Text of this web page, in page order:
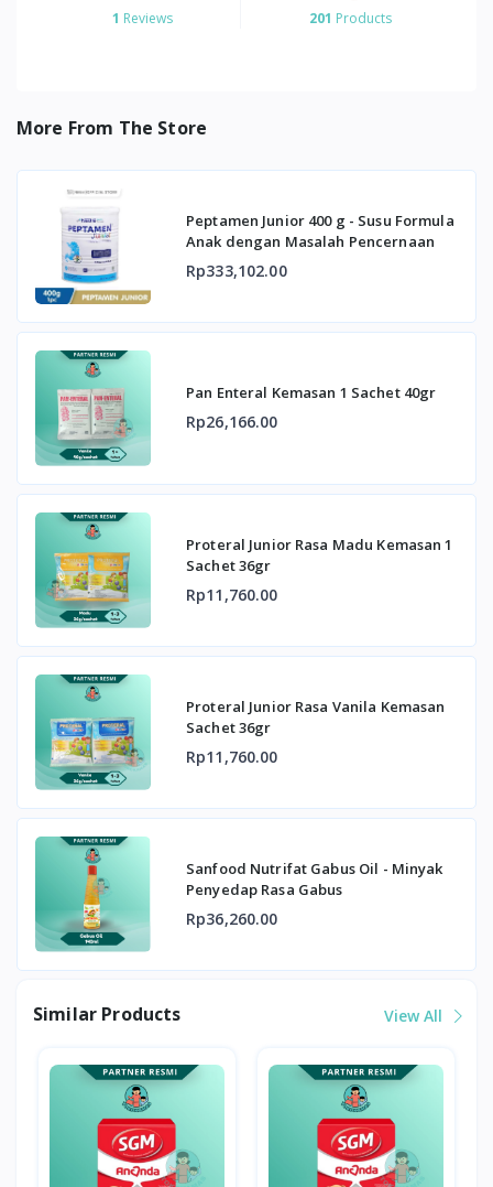
1 Reviews 201 Products
More From The Store
Peptamen Junior 400 g - Susu Formula
Anak dengan Masalah Pencernaan
Rp333,102.00
Pan Enteral Kemasan 1 Sachet 40gr
Rp26,166.00
Proteral Junior Rasa Madu Kemasan 1
Sachet 36gr
Rp11,760.00
Proteral Junior Rasa Vanila Kemasan
Sachet 36gr
Rp11,760.00
Sanfood Nutrifat Gabus Oil - Minyak
Penyedap Rasa Gabus
Rp36,260.00
Similar Products View All